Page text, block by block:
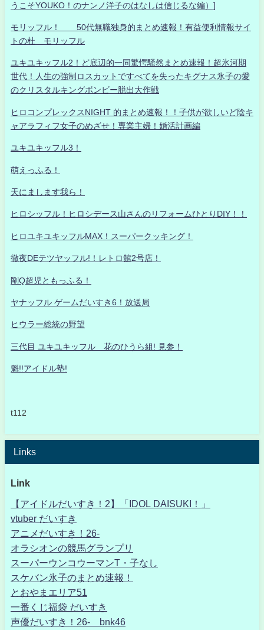
うこそYOUKO！のナンノ洋子のはなしは信じるな編）]
モリッフル！ 50代無職独身的まとめ速報！有益便利情報サイ
トの杜 モリッフル
ユキユキッフル2！ど底辺的一同驚愕騒然まとめ速報！超氷河期
世代！人生の強制ロスカットですべてを失ったキグナス氷子の愛
のクリスタルキングボンビー脱出大作戦
ヒロコンプレックスNIGHT 的まとめ速報！！子供が欲しいど陰キ
ャアラフィフ女子のめざせ！専業主婦！婚活計画編
ユキユキッフル3！
萌えっふる！
天にまします我ら！
ヒロシッフル！ヒロシデース山さんのリフォームひとりDIY！！
ヒロユキユキッフルMAX！スーパークッキング！
徹夜DEテツヤッフル!！レトロ館2号店！
剛Q超児ともっふる！
ヤナッフル ゲームだいすき6！放送局
ヒウラー総統の野望
三代目 ユキユキッフル 花のひうら組! 見参！
魁!!アイドル塾!
t112
Links
Link
【アイドルだいすき！2】「IDOL DAISUKI！」
vtuber だいすき
アニメだいすき！26-
オラシオンの競馬グランプリ
スーパーウンコウーマンT・子なし
スケバン氷子のまとめ速報！
とおやまエリア51
一番くじ福袋 だいすき
声優だいすき！26- bnk46